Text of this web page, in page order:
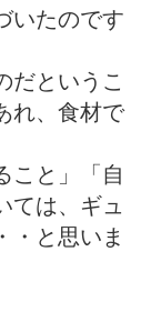
いたのです
だというこ
れ、食材で
こと」「自
ては、ギュ
・と思いま